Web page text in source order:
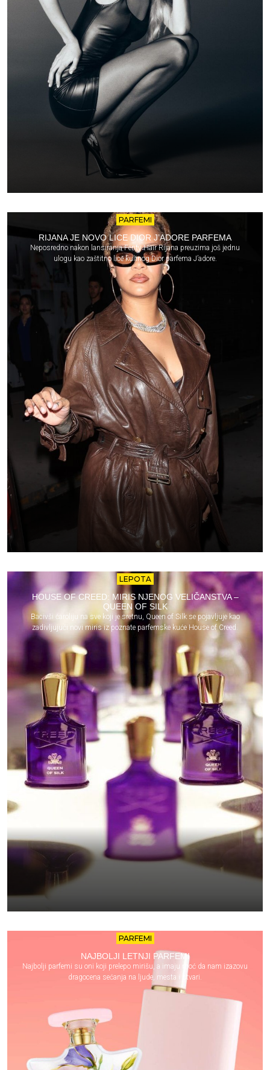
PARFEMI
RIJANA JE NOVO LICE DIOR J’ADORE PARFEMA
Neposredno nakon lansiranja Fenty Hair Rijana preuzima još jednu
ulogu kao zaštitno lice kultnog Dior parfema J’adore.
LEPOTA
HOUSE OF CREED: MIRIS NJENOG VELIČANSTVA –
QUEEN OF SILK
Bacivši čaroliju na sve koji je sretnu, Queen of Silk se pojavljuje kao
zadivljujući novi miris iz poznate parfemske kuće House of Creed.
PARFEMI
NAJBOLJI LETNJI PARFEMI
Najbolji parfemi su oni koji prelepo mirišu, a imaju moć da nam izazovu
dragocena sećanja na ljude, mesta i stvari.